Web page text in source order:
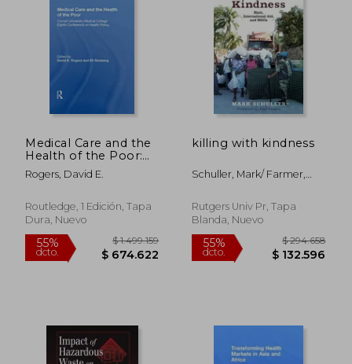
Medical Care and the
Health of the Poor:
Cornell University
Medical College
on Health Policy (en
Inglés)
Rogers, David E.
Routledge, 1 Edición, Tapa
Dura, Nuevo
killing with kindness
Schuller, Mark/ Farmer,
Rutgers Univ Pr, Tapa
Blanda, Nuevo